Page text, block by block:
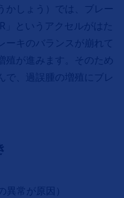
かしょう）では、ブレー
というアクセルがはた
ーキのバランスが崩れて
殖が進みます。そのため
で、過誤腫の増殖にブレ
異常が原因）